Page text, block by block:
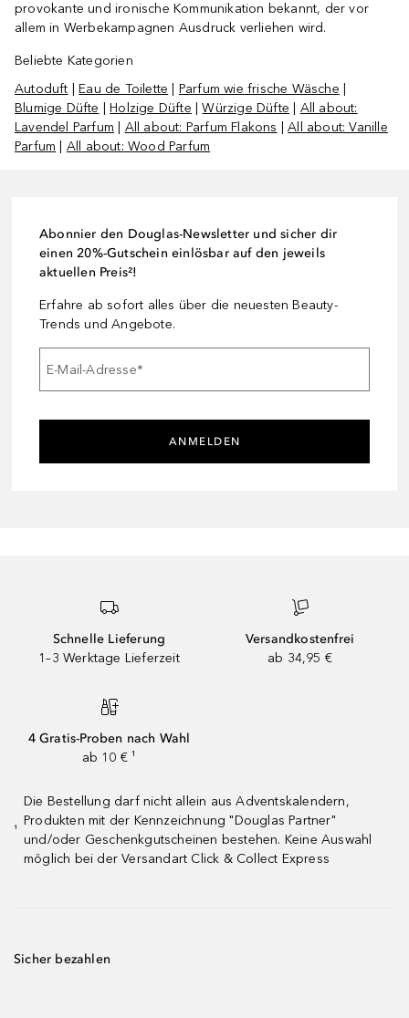
provokante und ironische Kommunikation bekannt, der vor
allem in Werbekampagnen Ausdruck verliehen wird.
Beliebte Kategorien
Autoduft |Eau de Toilette Parfum wie frische Wäsche
Blumige Düfte |Holzige Düfte |Würzige Düfte
All about:
Lavendel Parfum
All about: Parfum Flakons |All about: Vanille
Parfum
All about: Wood Parfum
Abonnier den Douglas-Newsletter und sicher dir
einen 20%-Gutschein einlösbar auf den jeweils
aktuellen Preis²!
Erfahre ab sofort alles über die neuesten Beauty-
Trends und Angebote.
E-Mail-Adresse*
ANMELDEN
Schnelle Lieferung
1–3 Werktage Lieferzeit
Versandkostenfrei
ab 34,95 €
4 Gratis-Proben nach Wahl
ab 10 € ¹
¹
Die Bestellung darf nicht allein aus Adventskalendern,
Produkten mit der Kennzeichnung "Douglas Partner"
und/oder Geschenkgutscheinen bestehen. Keine Auswahl
möglich bei der Versandart Click & Collect Express
Sicher bezahlen